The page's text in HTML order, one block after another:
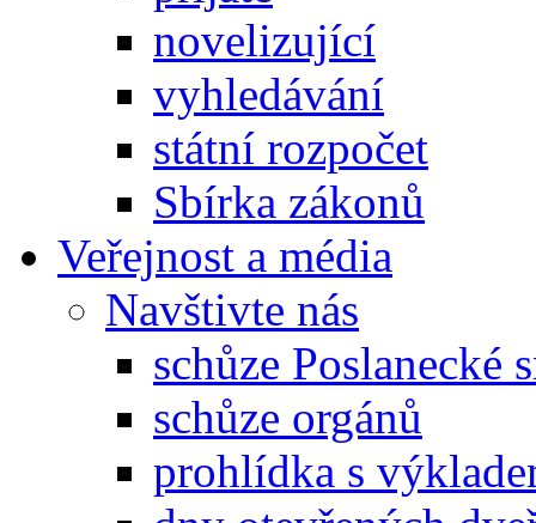
novelizující
vyhledávání
státní rozpočet
Sbírka zákonů
Veřejnost a média
Navštivte nás
schůze Poslanecké
schůze orgánů
prohlídka s